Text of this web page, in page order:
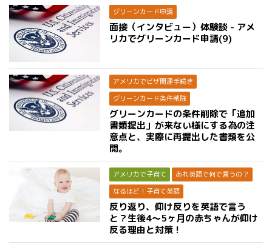
グリーンカード申請
面接（インタビュー）体験談 - アメ
リカでグリーンカード申請(9)
アメリカでビザ関連手続き
グリーンカード条件削除
グリーンカードの条件削除で「追加
書類提出」が来ない様にする為の注
意点と、実際に再提出した書類を公
開。
アメリカで子育て
あれ英語で何で言うの？
なるほど！子育て英語
反り返り、仰け反りを英語で言う
と？生後4〜5ヶ月の赤ちゃんが仰け
反る理由と対策！